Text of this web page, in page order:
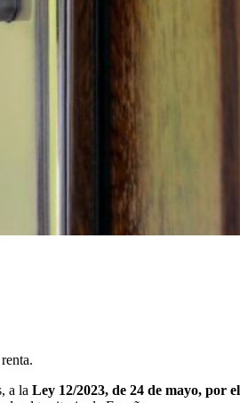
a la Ley 12/2023, de 24 de mayo, por